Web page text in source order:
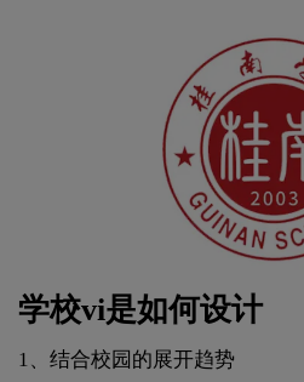
学校vi是如何设计
1、结合校园的展开趋势